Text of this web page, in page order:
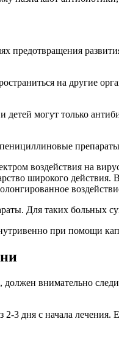
на другие
детей могут только
воздействия на
широкого
Для таких больных
при помощи
внимательно
3 дня с начала